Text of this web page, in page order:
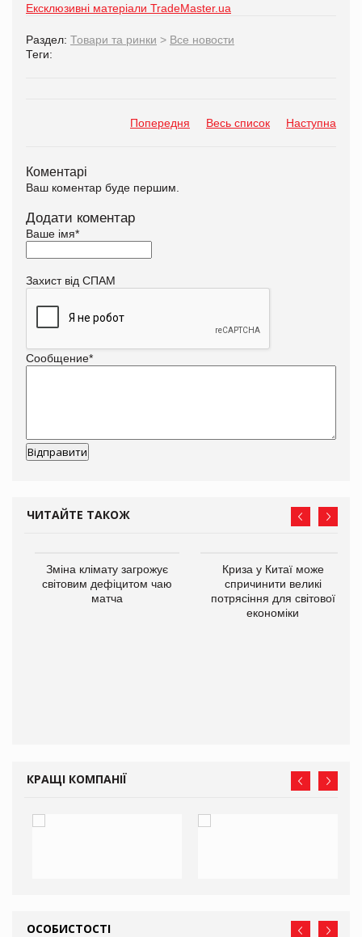
Ексклюзивні матеріали TradeMaster.ua
Раздел: Товари та ринки > Все новости
Теги:
Попередня Весь список Наступна
Коментарі
Ваш коментар буде першим.
Додати коментар
Ваше імя*
Захист від СПАМ
Сообщение*
ЧИТАЙТЕ ТАКОЖ
Зміна клімату загрожує
світовим дефіцитом чаю
матча
Криза у Китаї може
спричинити великі
потрясіння для світової
економіки
КРАЩІ КОМПАНІЇ
ОСОБИСТОСТІ